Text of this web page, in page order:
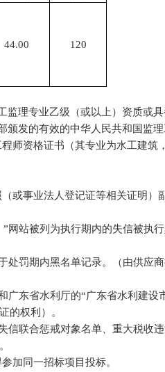
44.00 120
监理专业乙级（或以上）资质或
颁发的有效的中华人民共和国监
师资格证书（其专业为水工建筑
或事业法人登记证等相关证明）
站被列为执行期内的失信被执
罚期内黑名单记录。（由供应
东省水利厅的“广东省水利建
的权利）。
联合惩戒对象名单、重大税收
加同一招标项目投标。